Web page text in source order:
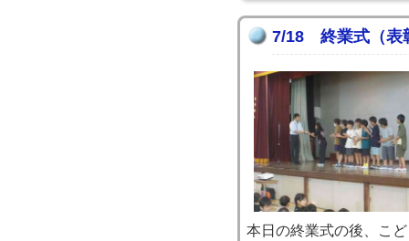
7/18 終業式（表
本日の終業式の後、こ